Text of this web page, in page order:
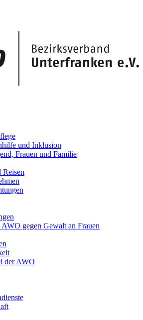
und Inklusion
Frauen und Familie
Reisen
gegen Gewalt an Frauen
der AWO